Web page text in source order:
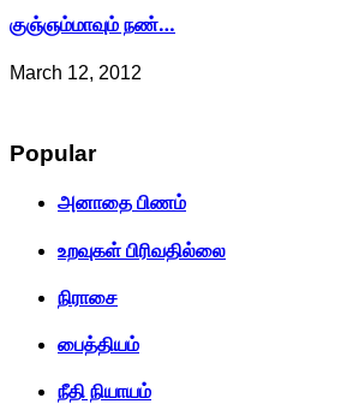
குஞ்ஞம்மாவும் நண்…
March 12, 2012
Popular
அனாதை பிணம்
உறவுகள் பிரிவதில்லை
நிராசை
பைத்தியம்
நீதி நியாயம்